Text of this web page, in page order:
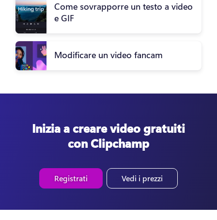
Come sovrapporre un testo a video
e GIF
Modificare un video fancam
Inizia a creare video gratuiti
con Clipchamp
Registrati Vedi i prezzi